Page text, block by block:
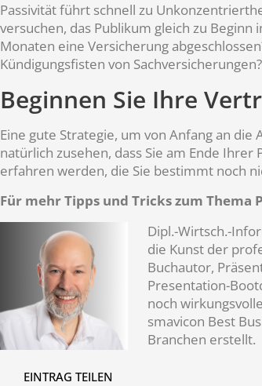
Passivität führt schnell zu
versuchen, das Publikum gleich zu
Monaten eine Versicherung
Kündigungsfisten von
Beginnen Sie Ihre
Eine gute Strategie, um von Anfang an
natürlich zusehen, dass Sie am Ende
erfahren werden, die Sie bestimmt noch
Für mehr Tipps und Tricks zum Thema
Dipl.-Wirtsch.-
die Kunst der
Buchautor,
Presentation-
noch
smavicon Best
Branchen erstellt.
EINTRAG TEILEN